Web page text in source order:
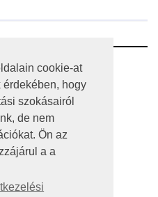
cookie-at
érdekében, hogy
szokásairól
de nem
Ön az
a a